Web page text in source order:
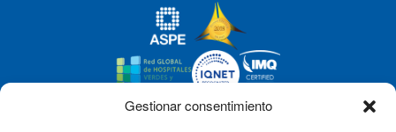
Gestionar consentimiento